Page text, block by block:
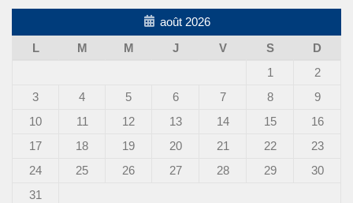
août 2026
L
M M J V S
D
1
2
3
4 5 6 7 8
9
10
11 12 13 14 15
16
17
18 19 20 21 22
23
24
25 26 27 28 29
30
31